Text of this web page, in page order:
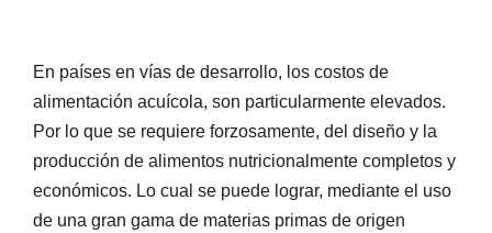
En países en vías de desarrollo, los costos de
alimentación acuícola, son particularmente elevados.
Por lo que se requiere forzosamente, del diseño y la
producción de alimentos nutricionalmente completos y
económicos. Lo cual se puede lograr, mediante el uso
de una gran gama de materias primas de origen